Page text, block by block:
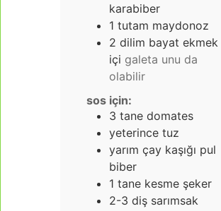
karabiber
1 tutam maydonoz
2 dilim bayat ekmek
içi galeta unu da
olabilir
sos için:
3 tane domates
yeterince tuz
yarım çay kaşığı pul
biber
1 tane kesme şeker
2-3 diş sarımsak